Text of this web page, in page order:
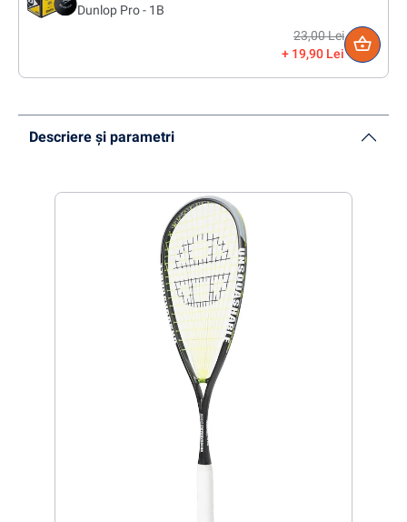
Dunlop Pro - 1B
23,00 Lei
19,90 Lei
Descriere și parametri